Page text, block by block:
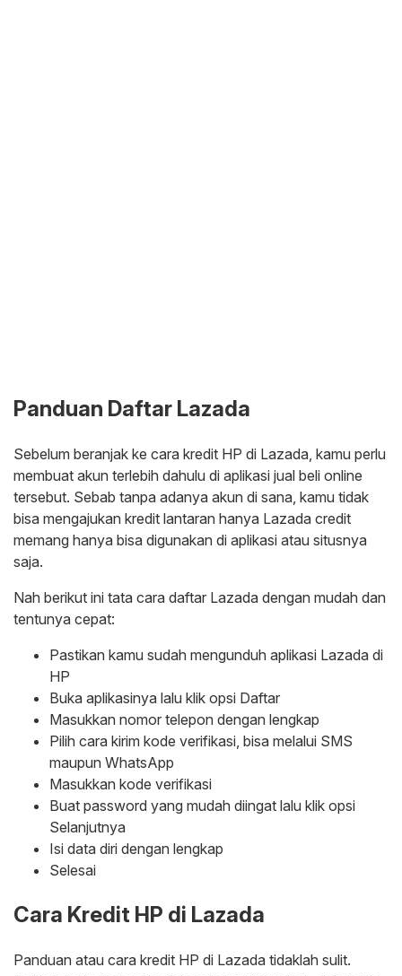
Panduan Daftar Lazada
Sebelum beranjak ke cara kredit HP di Lazada, kamu perlu
membuat akun terlebih dahulu di aplikasi jual beli online
tersebut. Sebab tanpa adanya akun di sana, kamu tidak
bisa mengajukan kredit lantaran hanya Lazada credit
memang hanya bisa digunakan di aplikasi atau situsnya
saja.
Nah berikut ini tata cara daftar Lazada dengan mudah dan
tentunya cepat:
Pastikan kamu sudah mengunduh aplikasi Lazada di
HP
Buka aplikasinya lalu klik opsi Daftar
Masukkan nomor telepon dengan lengkap
Pilih cara kirim kode verifikasi, bisa melalui SMS
maupun WhatsApp
Masukkan kode verifikasi
Buat password yang mudah diingat lalu klik opsi
Selanjutnya
Isi data diri dengan lengkap
Selesai
Cara Kredit HP di Lazada
Panduan atau cara kredit HP di Lazada tidaklah sulit.